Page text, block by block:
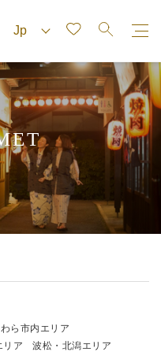
ら市内エリア
リア
波松・北潟エリア